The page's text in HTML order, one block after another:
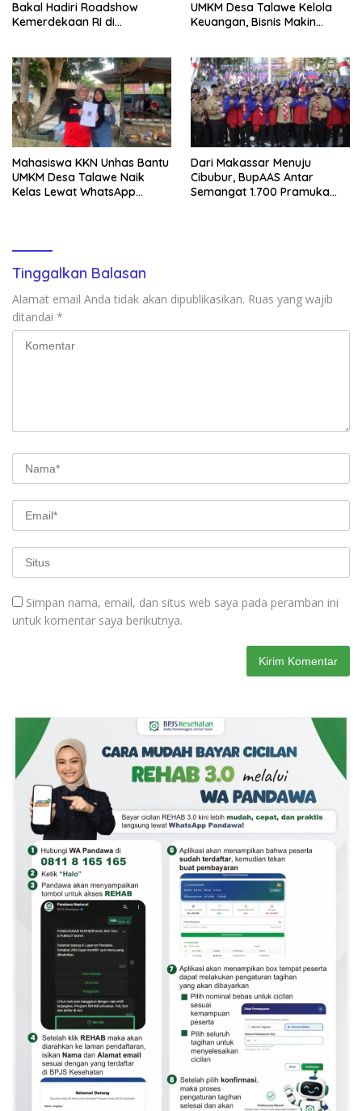
Bakal Hadiri Roadshow
Kemerdekaan RI di
Dibagikan
UMKM Desa Talawe Kelola
Keuangan, Bisnis Makin
Mahasiswa KKN Unhas Bantu
UMKM Desa Talawe Naik
Kelas Lewat WhatsApp
Dari Makassar Menuju
Cibubur, BupAAS Antar
Semangat 1.700 Pramuka
Tinggalkan Balasan
Alamat email Anda tidak akan dipublikasikan. Ruas yang wajib
ditandai *
Simpan nama, email, dan situs web saya pada peramban ini
untuk komentar saya berikutnya.